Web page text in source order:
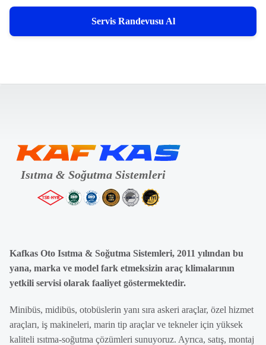
Servis Randevusu Al
Kafkas Oto Isıtma & Soğutma Sistemleri, 2011 yılından bu
yana, marka ve model fark etmeksizin araç klimalarının
yetkili servisi olarak faaliyet göstermektedir.
Minibüs, midibüs, otobüslerin yanı sıra askeri araçlar, özel hizmet
araçları, iş makineleri, marin tip araçlar ve tekneler için yüksek
kaliteli ısıtma-soğutma çözümleri sunuyoruz. Ayrıca, satış, montaj